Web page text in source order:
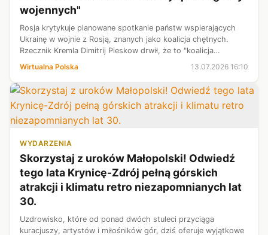
wojennych"
Rosja krytykuje planowane spotkanie państw wspierających
Ukrainę w wojnie z Rosją, znanych jako koalicja chętnych.
Rzecznik Kremla Dimitrij Pieskow drwił, że to "koalicja
zwiedzionych" i "podżegaczy wojennych", ale zapowiedział, że
Wirtualna Polska 13.07.2026 16:10
WYDARZENIA
Skorzystaj z uroków Małopolski! Odwiedź
tego lata Krynicę-Zdrój pełną górskich
atrakcji i klimatu retro niezapomnianych lat
30.
Uzdrowisko, które od ponad dwóch stuleci przyciąga
kuracjuszy, artystów i miłośników gór, dziś oferuje wyjątkowe